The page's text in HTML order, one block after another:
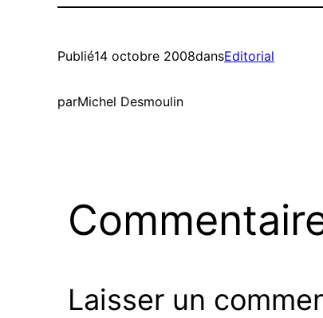
Publié14 octobre 2008dansEditorial
parMichel Desmoulin
Laisser un